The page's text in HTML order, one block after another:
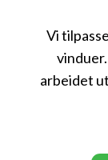
Vi
arbeidet